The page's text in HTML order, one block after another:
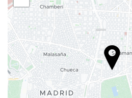
Elevador
Salas para não-fumadores
Proibido fumar em todas as áreas
Quartos insonorizados
Bem-estar